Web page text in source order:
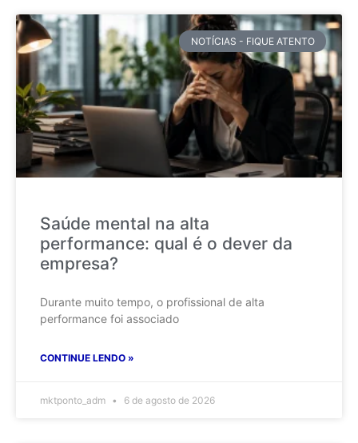
NOTÍCIAS - FIQUE ATENTO
Saúde mental na alta
performance: qual é o dever da
empresa?
Durante muito tempo, o profissional de alta
performance foi associado
CONTINUE LENDO »
mktponto_adm 6 de agosto de 2026